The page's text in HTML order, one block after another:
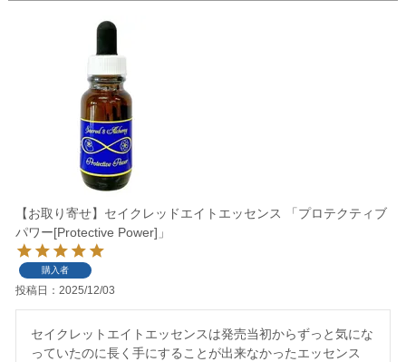
【お取り寄せ】セイクレッドエイトエッセンス 「プロテクティブ
パワー[Protective Power]」
購入者
投稿日 2025/12/03
セイクレットエイトエッセンスは発売当初からずっと気にな
っていたのに長く手にすることが出来なかったエッセンス